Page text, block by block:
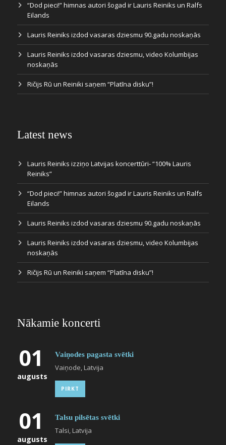
“Dod pieci!” himnas autori šogad ir Lauris Reiniks un Ralfs
Eilands
Lauris Reiniks izdod vasaras dziesmu 90.gadu noskaņās
Lauris Reiniks izdod vasaras dziesmu, video Kolumbijas
noskaņās
Ričijs Rū un Reiniki saņem “Platīna disku”!
Latest news
Lauris Reiniks izziņo Latvijas koncerttūri- “100% Lauris
Reiniks”
“Dod pieci!” himnas autori šogad ir Lauris Reiniks un Ralfs
Eilands
Lauris Reiniks izdod vasaras dziesmu 90.gadu noskaņās
Lauris Reiniks izdod vasaras dziesmu, video Kolumbijas
noskaņās
Ričijs Rū un Reiniki saņem “Platīna disku”!
Nākamie koncerti
01
augusts
Vaiņodes pagasta svētki
Vaiņode, Latvija
PIRKT
01
augusts
Talsu pilsētas svētki
Talsi, Latvija